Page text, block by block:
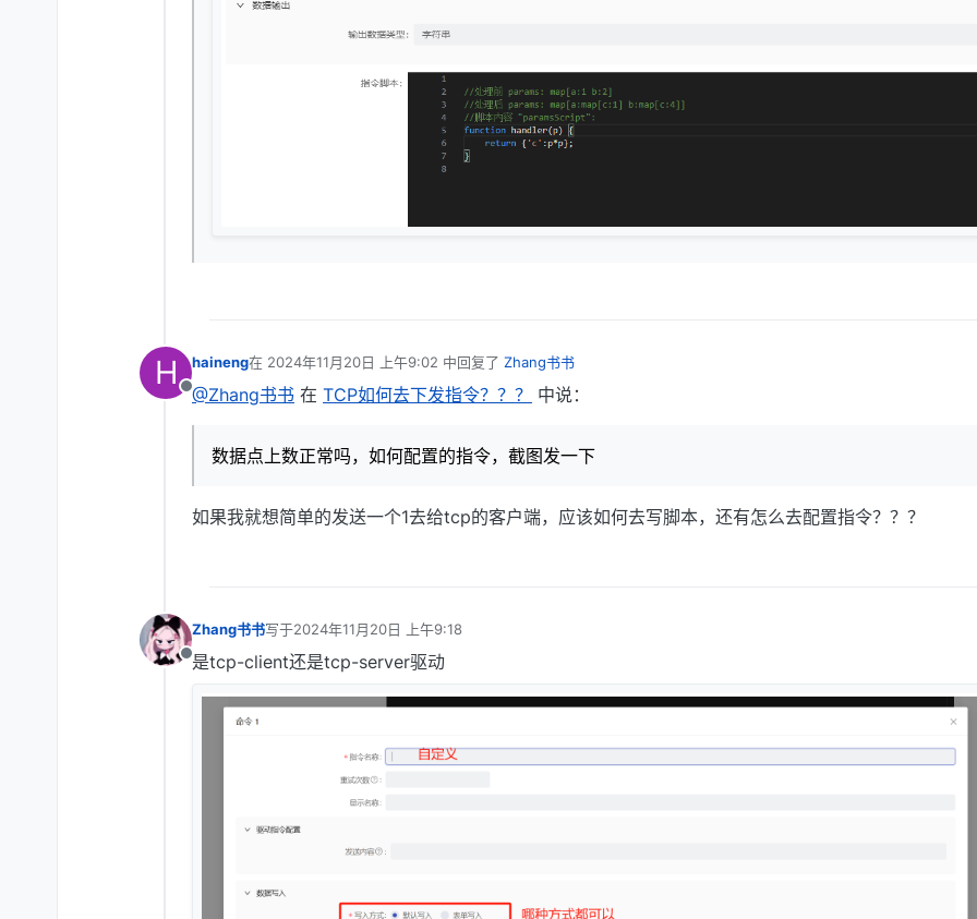
H
离线
haineng在 2024年11月20日 上午9:02 中回复了 Zhang书书
最后由 编辑
@Zhang书书 在 TCP如何去下发指令？？？ 中说：
数据点上数正常吗，如何配置的指令，截图发一下
如果我就想简单的发送一个1去给tcp的客户端，应该如何去写脚本，还有怎么去配置指令？？？
离线
Zhang书书写于2024年11月20日 上午9:18
最后由 编辑
是tcp-client还是tcp-server驱动